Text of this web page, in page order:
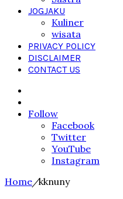
JOGJAKU
Kuliner
wisata
PRIVACY POLICY
DISCLAIMER
CONTACT US
Follow
Facebook
Twitter
YouTube
Instagram
Home/kknuny